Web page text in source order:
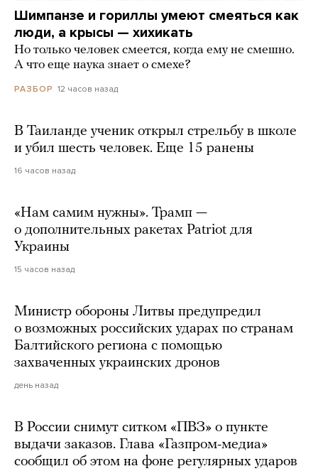
Шимпанзе и гориллы умеют смеяться как
люди, а крысы — хихикать
Но только человек смеется, когда ему не смешно.
А что еще наука знает о смехе?
РАЗБОР 12 часов назад
В Таиланде ученик открыл стрельбу в школе
и убил шесть человек. Еще 15 ранены
16 часов назад
«Нам самим нужны». Трамп —
о дополнительных ракетах Patriot для
Украины
15 часов назад
Министр обороны Литвы предупредил
о возможных российских ударах по странам
Балтийского региона с помощью
захваченных украинских дронов
день назад
В России снимут ситком «ПВЗ» о пункте
выдачи заказов. Глава «Газпром-медиа»
сообщил об этом на фоне регулярных ударов